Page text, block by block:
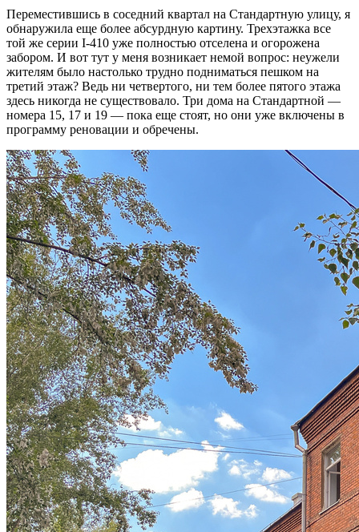
Переместившись в соседний квартал на Стандартную улицу, я
обнаружила еще более абсурдную картину. Трехэтажка все
той же серии I-410 уже полностью отселена и огорожена
забором. И вот тут у меня возникает немой вопрос: неужели
жителям было настолько трудно подниматься пешком на
третий этаж? Ведь ни четвертого, ни тем более пятого этажа
здесь никогда не существовало. Три дома на Стандартной —
номера 15, 17 и 19 — пока еще стоят, но они уже включены в
программу реновации и обречены.